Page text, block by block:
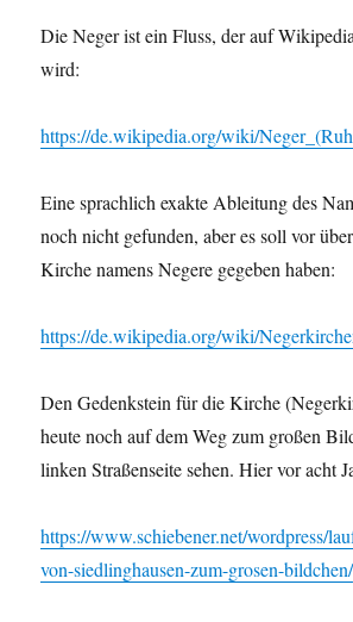
Die Neger ist ein Fluss, der auf
wird:
https://de.wikipedia.org/wiki/
Eine sprachlich exakte Ableitung des
noch nicht gefunden, aber es soll vor
Kirche namens Negere gegeben haben:
https://de.wikipedia.org/wiki/
Den Gedenkstein für die Kirche
heute noch auf dem Weg zum großen
linken Straßenseite sehen. Hier vor acht
https://www.schiebener.net/wordpress/
von-siedlinghausen-zum-grosen-bildchen/